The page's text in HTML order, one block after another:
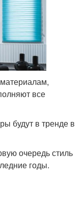
все
будут в тренде в
очередь стиль
годы.